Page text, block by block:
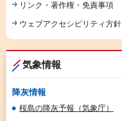
リンク・著作権・免責事項
ウェブアクセシビリティ方針
気象情報
降灰情報
桜島の降灰予報（気象庁）